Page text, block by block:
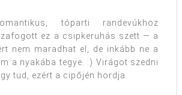
tóparti randevúkhoz
ez a csipkeruhás szett — a
nem maradhat el, de inkább ne a
a nyakába tegye. :) Virágot szedni
tud, ezért a cipőjén hordja.